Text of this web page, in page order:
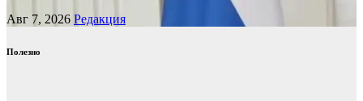
Авг 7, 2026 Редакция
Полезно